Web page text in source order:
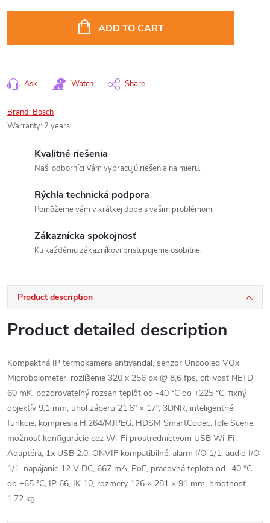
ADD TO CART
Ask Watch Share
Brand: Bosch
Warranty: 2 years
Kvalitné riešenia
Naši odborníci Vám vypracujú riešenia na mieru.
Rýchla technická podpora
Pomôžeme vám v krátkej dobe s vašim problémom.
Zákaznícka spokojnosť
Ku každému zákazníkovi pristupujeme osobitne.
Product description
Product detailed description
Kompaktná IP termokamera antivandal, senzor Uncooled VOx
Microbolometer, rozlíšenie 320 x 256 px @ 8,6 fps, citlivosť NETD
60 mK, pozorovateľný rozsah teplôt od -40 °C do +225 °C, fixný
objektív 9,1 mm, uhol záberu 21,6° × 17°, 3DNR, inteligentné
funkcie, kompresia H.264/MJPEG, HDSM SmartCodec, Idle Scene,
možnosť konfigurácie cez Wi-Fi prostredníctvom USB Wi-Fi
Adaptéra, 1x USB 2.0, ONVIF kompatibilné, alarm I/O 1/1, audio I/O
1/1, napájanie 12 V DC, 667 mA, PoE, pracovná teplota od -40 °C
do +65 °C, IP 66, IK 10, rozmery 126 × 281 × 91 mm, hmotnosť
1,72 kg